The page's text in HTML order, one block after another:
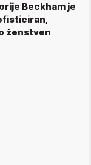
Beckham je
ženstven